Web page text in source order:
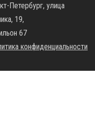
Петербург, улица
19,
67
конфиденциальности